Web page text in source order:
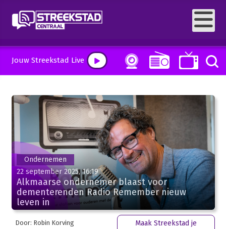
Jouw Streekstad Live
Ondernemen
22 september 2025, 16:19
Alkmaarse ondernemer blaast voor
dementerenden Radio Remember nieuw
leven in
Door: Robin Korving
Maak Streekstad je